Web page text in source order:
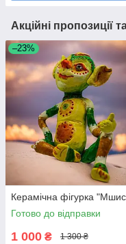
Акційні пропозиції
–23%
Керамічна фігурка
Готово до відправки
1 000 ₴ 1 300 ₴